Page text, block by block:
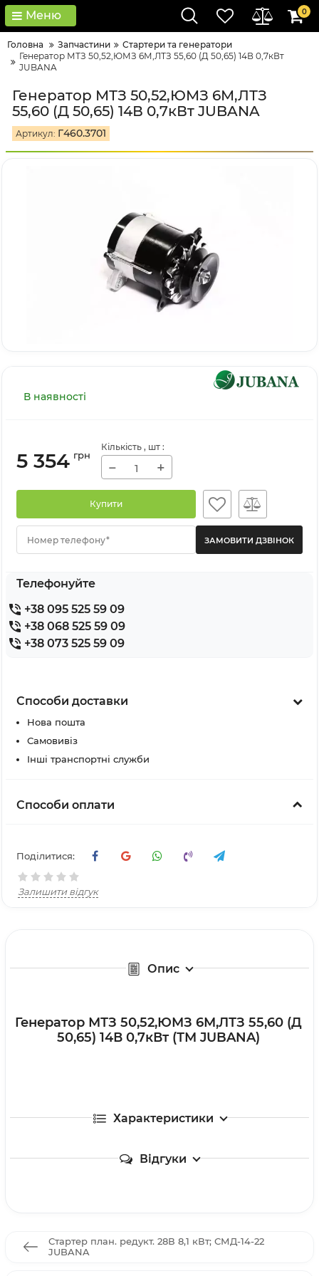
Меню 0
Головна Запчастини
Стартери та генератори
Генератор МТЗ 50,52,ЮМЗ 6М,ЛТЗ 55,60 (Д 50,65) 14В 0,7кВт
JUBANA
Генератор МТЗ 50,52,ЮМЗ 6М,ЛТЗ
55,60 (Д 50,65) 14В 0,7кВт JUBANA
Артикул: Г460.3701
В наявності
5 354 грн
Кількість , шт :
− +
Купити
Номер телефону*
Телефонуйте
+38 095 525 59 09
+38 068 525 59 09
+38 073 525 59 09
Способи доставки
Нова пошта
Самовивіз
Інші транспортні служби
Способи оплати
Поділитися:
Залишити відгук
Опис
Генератор МТЗ 50,52,ЮМЗ 6М,ЛТЗ 55,60 (Д
50,65) 14В 0,7кВт (ТМ JUBANA)
Характеристики
Відгуки
Стартер план. редукт. 28В 8,1 кВт; СМД-14-22
JUBANA